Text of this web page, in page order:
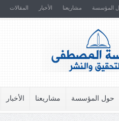
المؤسسة مشاريعنا الأخبار المقالات
حول المؤسسة مشاريعنا الأخبار